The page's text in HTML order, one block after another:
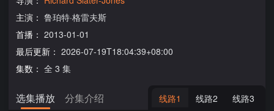
主演： 鲁珀特·格雷夫斯
首播： 2013-01-01
最后更新： 2026-07-19T18:04:39+08:00
集数： 全 3 集
选集播放 分集介绍 线路1 线路2 线路3